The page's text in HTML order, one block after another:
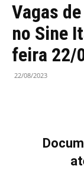
Vagas
no Sine
feira 22/
22/08/2023